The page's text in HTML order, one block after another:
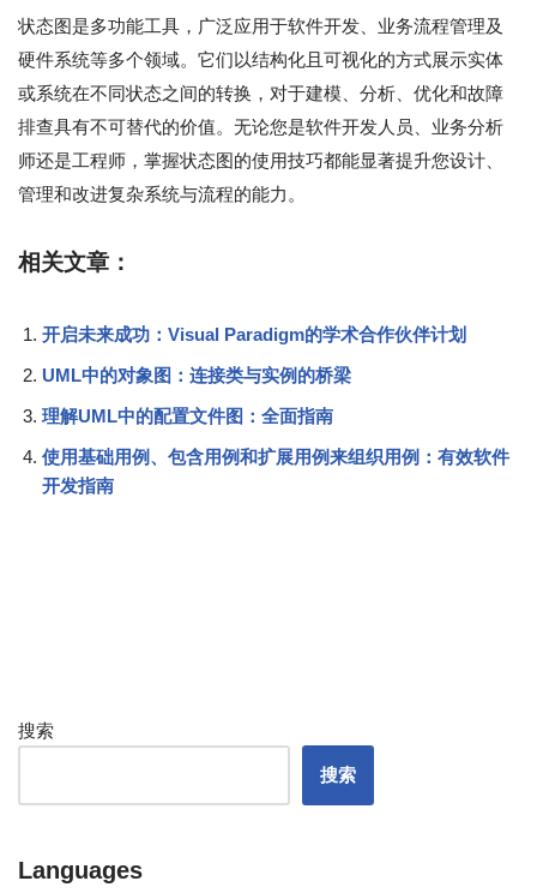
状态图是多功能工具，广泛应用于软件开发、业务流程管理及
硬件系统等多个领域。它们以结构化且可视化的方式展示实体
或系统在不同状态之间的转换，对于建模、分析、优化和故障
排查具有不可替代的价值。无论您是软件开发人员、业务分析
师还是工程师，掌握状态图的使用技巧都能显著提升您设计、
管理和改进复杂系统与流程的能力。
相关文章：
开启未来成功：Visual Paradigm的学术合作伙伴计划
UML中的对象图：连接类与实例的桥梁
理解UML中的配置文件图：全面指南
使用基础用例、包含用例和扩展用例来组织用例：有效软件
开发指南
搜索
搜索
Languages